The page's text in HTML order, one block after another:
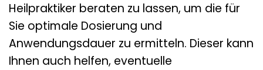
Heilpraktiker beraten zu lassen, um die für
Sie optimale Dosierung und
Anwendungsdauer zu ermitteln. Dieser kann
Ihnen auch helfen, eventuelle